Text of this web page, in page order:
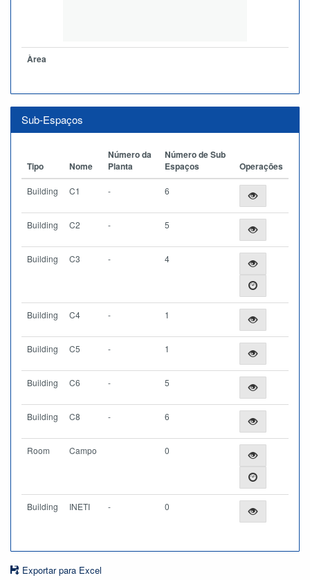
Àrea
Sub-Espaços
Tipo Nome
Número da
Planta
Número de Sub
Espaços
Operações
Building C1 - 6
Building C2 - 5
Building C3 - 4
Building C4 - 1
Building C5 - 1
Building C6 - 5
Building C8 - 6
Room Campo 0
Building INETI - 0
Exportar para Excel